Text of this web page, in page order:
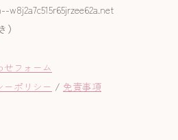
）
せフォーム
ーポリシー / 免責事項